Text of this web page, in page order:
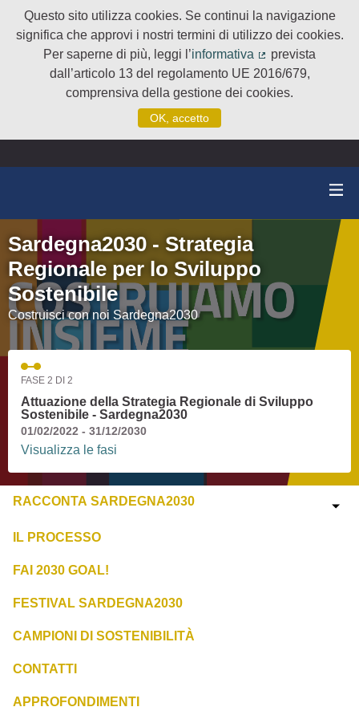
Questo sito utilizza cookies. Se continui la navigazione
significa che approvi i nostri termini di utilizzo dei cookies.
Per saperne di più, leggi l’informativa
(Collegamento
prevista
dall’articolo 13 del regolamento UE 2016/679,
comprensiva della gestione dei cookies.
OK, accetto
Sardegna2030 - Strategia
Regionale per lo Sviluppo
Sostenibile
Costruisci con noi Sardegna2030
FASE 2 DI 2
Attuazione della Strategia Regionale di Sviluppo
Sostenibile - Sardegna2030
01/02/2022 - 31/12/2030
Visualizza le fasi
RACCONTA SARDEGNA2030
IL PROCESSO
FAI 2030 GOAL!
FESTIVAL SARDEGNA2030
CAMPIONI DI SOSTENIBILITÀ
CONTATTI
APPROFONDIMENTI